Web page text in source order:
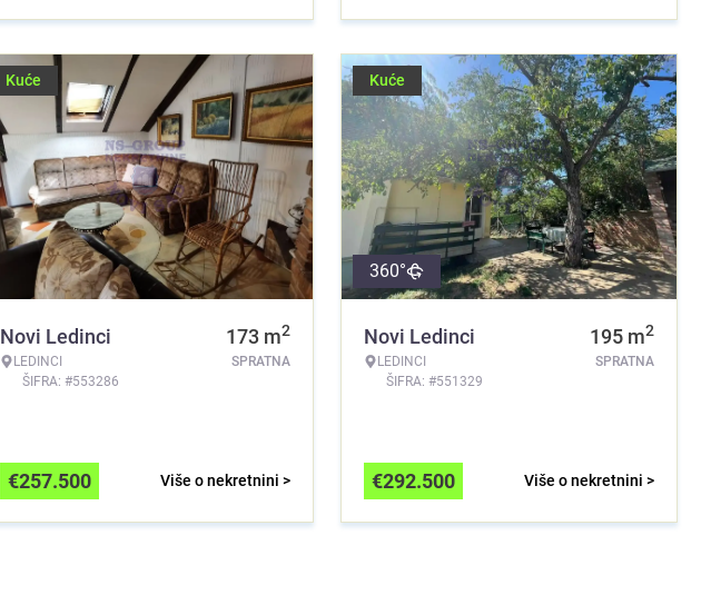
Kuće
Novi Ledinci
LEDINCI
ŠIFRA: #553286
173 m2
SPRATNA
Više o nekretnini >
€257.500
Kuće
360°
Novi Ledinci
LEDINCI
ŠIFRA: #551329
195 m2
SPRATNA
Više o nekretnini >
€292.500